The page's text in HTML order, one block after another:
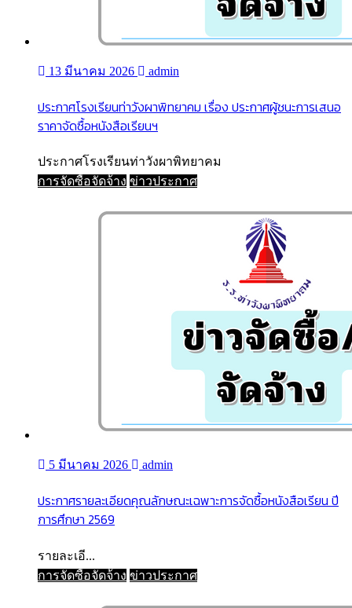
13 มีนาคม 2026 admin
ประกาศโรงเรียนท่าวังผาพิทยาคม เรื่อง ประกาศผู้ชนะการเสนอ
ราคาจัดซื้อหนังสือเรียนฯ
ประกาศโรงเรียนท่าวังผาพิทยาคม
การจัดซื้อจัดจ้าง ข่าวประกาศ
5 มีนาคม 2026 admin
ประกาศรายละเอียดคุณลักษณะเฉพาะการจัดซื้อหนังสือเรียน ปี
การศึกษา 2569
รายละเอี...
การจัดซื้อจัดจ้าง ข่าวประกาศ